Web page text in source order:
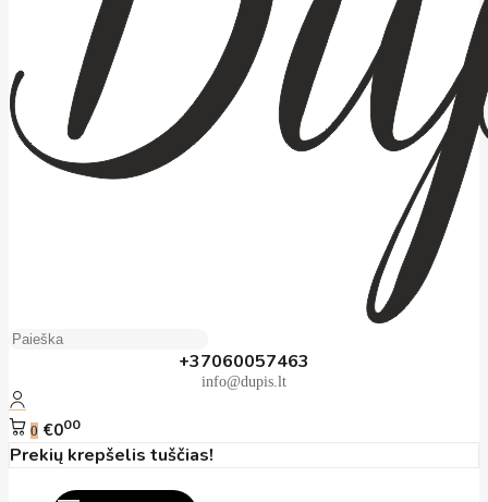
+37060057463
info@dupis.lt
0 €000
Prekių krepšelis tuščias!